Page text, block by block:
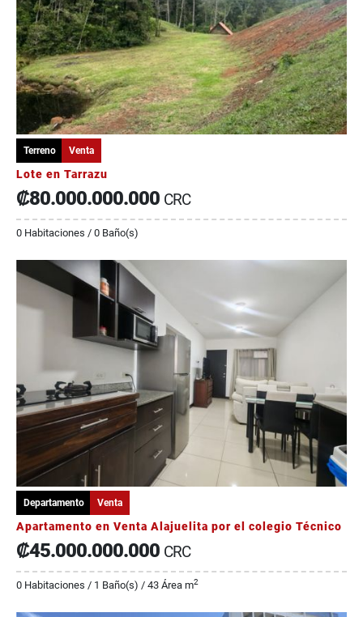
Terreno Venta
Lote en Tarrazu
₡80.000.000.000 CRC
0 Habitaciones / 0 Baño(s)
Departamento Venta
Apartamento en Venta Alajuelita por el colegio Técnico
₡45.000.000.000 CRC
0 Habitaciones / 1 Baño(s) / 43 Área m2